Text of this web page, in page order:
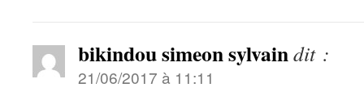
bikindou simeon sylvaindit :
21/06/2017 à 11:11